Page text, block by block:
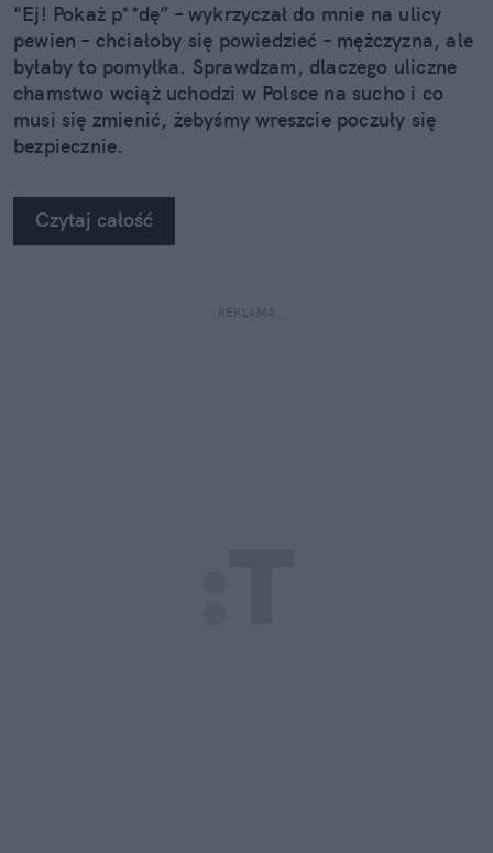
"Ej! Pokaż p**dę” – wykrzyczał do mnie na ulicy
pewien – chciałoby się powiedzieć – mężczyzna, ale
byłaby to pomyłka. Sprawdzam, dlaczego uliczne
chamstwo wciąż uchodzi w Polsce na sucho i co
musi się zmienić, żebyśmy wreszcie poczuły się
bezpiecznie.
Czytaj całość
REKLAMA